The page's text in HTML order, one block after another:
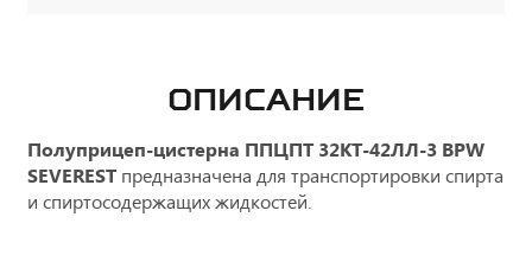
ОПИСАНИЕ
Полуприцеп-цистерна ППЦПТ 32КТ-42ЛЛ-3 BPW
SEVERESTпредназначена для транспортировки спирта
и спиртосодержащих жидкостей.